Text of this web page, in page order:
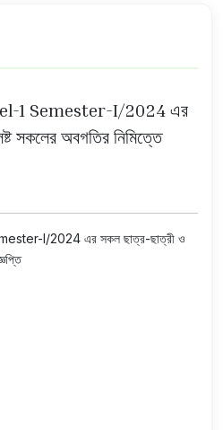
1 Semester-I/2024 এর
সকলের অবগতির নিমিত্তে
I/2024 এর সকল ছাত্র-ছাত্রী ও